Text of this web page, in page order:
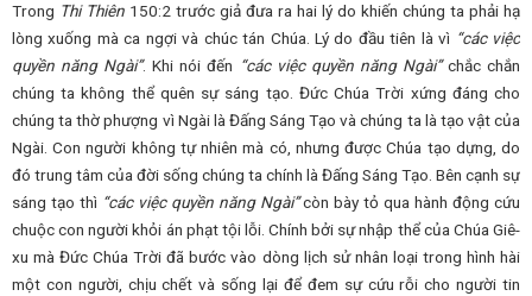
Trong Thi Thiên 150:2 trước giả đưa ra hai lý do khiến chúng ta phải hạ
lòng xuống mà ca ngợi và chúc tán Chúa. Lý do đầu tiên là vì “các việc
quyền năng Ngài”. Khi nói đến “các việc quyền năng Ngài”chắc chắn
chúng ta không thể quên sự sáng tạo. Đức Chúa Trời xứng đáng cho
chúng ta thờ phượng vì Ngài là Đấng Sáng Tạo và chúng ta là tạo vật của
Ngài. Con người không tự nhiên mà có, nhưng được Chúa tạo dựng, do
đó trung tâm của đời sống chúng ta chính là Đấng Sáng Tạo. Bên cạnh sự
sáng tạo thì “các việc quyền năng Ngài”còn bày tỏ qua hành động cứu
chuộc con người khỏi án phạt tội lỗi. Chính bởi sự nhập thể của Chúa Giê-
xu mà Đức Chúa Trời đã bước vào dòng lịch sử nhân loại trong hình hài
một con người, chịu chết và sống lại để đem sự cứu rỗi cho người tin